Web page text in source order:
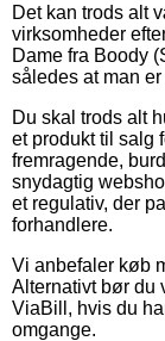
Det kan trods alt
virksomheder
Dame fra Boody
således at man
Du skal trods alt
et produkt til salg
fremragende,
snydagtig
et regulativ, der
forhandlere.
Vi anbefaler køb
Alternativt bør du
ViaBill, hvis du
omgange.